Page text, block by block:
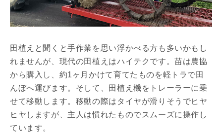
田植えと聞くと手作業を思い浮かべる方も多いかもし
れませんが、現代の田植えはハイテクです。苗は農協
から購入し、約1ヶ月かけて育てたものを軽トラで田
んぼへ運びます。そして、田植え機をトレーラーに乗
せて移動します。移動の際はタイヤが滑りそうでヒヤ
ヒヤしますが、主人は慣れたものでスムーズに操作し
ています。